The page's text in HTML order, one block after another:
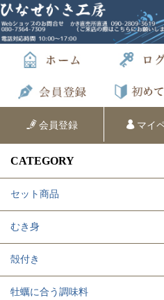
会員登録 マイ
CATEGORY
セット商品
むき身
殻付き
牡蠣に合う調味料